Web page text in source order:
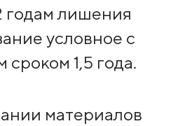
годам лишения
условное с
1,5 года.
материалов